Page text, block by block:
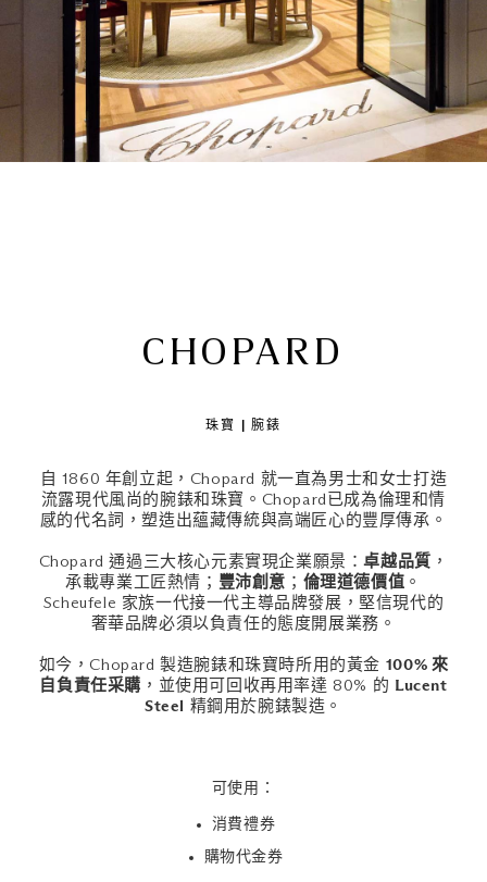
CHOPARD
珠寶 | 腕錶
自 1860 年創立起，Chopard 就一直為男士和女士打造
流露現代風尚的腕錶和珠寶。Chopard已成為倫理和情
感的代名詞，塑造出蘊藏傳統與高端匠心的豐厚傳承。
Chopard 通過三大核心元素實現企業願景：卓越品質 ，
承載專業工匠熱情； 豐沛創意 ； 倫理道德價值 。
Scheufele 家族一代接一代主導品牌發展，堅信現代的
奢華品牌必須以負責任的態度開展業務。
如今，Chopard 製造腕錶和珠寶時所用的黃金 100% 來
自負責任采購 ，並使用可回收再用率達 80% 的 Lucent
Steel 精鋼用於腕錶製造。
可使用：
消費禮券
購物代金券